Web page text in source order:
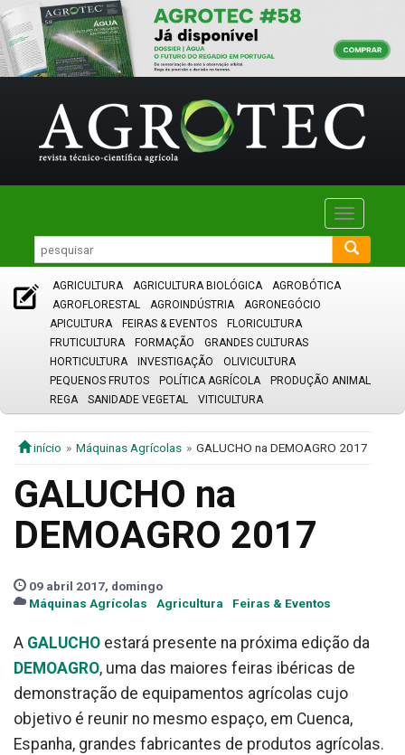
Toggle
AGRICULTURA AGRICULTURA BIOLÓGICA
AGROBÓTICA
AGROFLORESTAL
AGROINDÚSTRIA
AGRONEGÓCIO
APICULTURA
FEIRAS & EVENTOS
FLORICULTURA
FRUTICULTURA
FORMAÇÃO
GRANDES CULTURAS
HORTICULTURA
INVESTIGAÇÃO
OLIVICULTURA
PEQUENOS FRUTOS
POLÍTICA AGRÍCOLA
PRODUÇÃO ANIMAL
REGA
SANIDADE VEGETAL VITICULTURA
início Máquinas Agrícolas GALUCHO na DEMOAGRO 2017
GALUCHO na
DEMOAGRO 2017
09 abril 2017, domingo
Máquinas Agrícolas
Agricultura Feiras & Eventos
A GALUCHO estará presente na próxima edição da
DEMOAGRO, uma das maiores feiras ibéricas de
demonstração de equipamentos agrícolas cujo
objetivo é reunir no mesmo espaço, em Cuenca,
Espanha, grandes fabricantes de produtos agrícolas.